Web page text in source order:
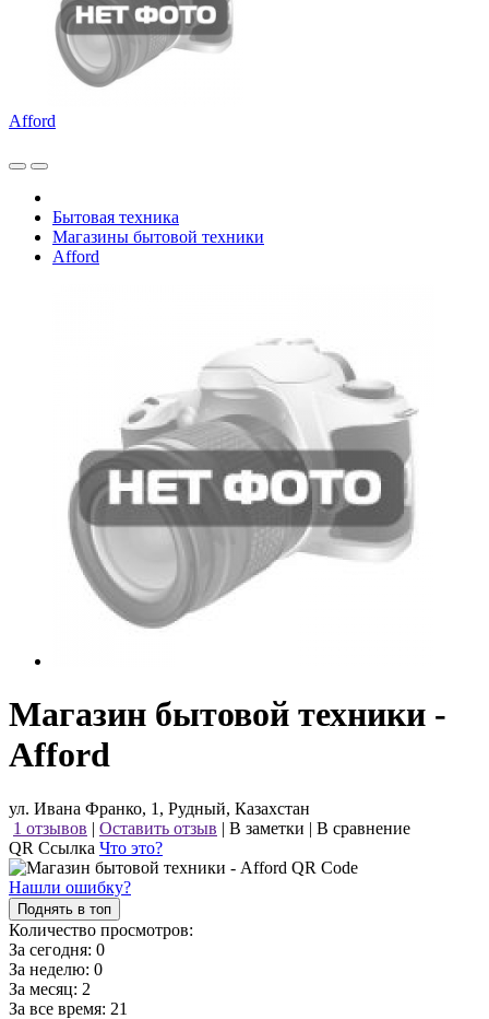
Afford
Бытовая техника
Магазины бытовой техники
Afford
Магазин бытовой техники -
Afford
ул. Ивана Франко, 1, Рудный, Казахстан
1 отзывов | Оставить отзыв | В заметки | В сравнение
QR Ссылка Что это?
Нашли ошибку?
Поднять в топ
Количество просмотров:
За сегодня: 0
За неделю: 0
За месяц: 2
За все время: 21